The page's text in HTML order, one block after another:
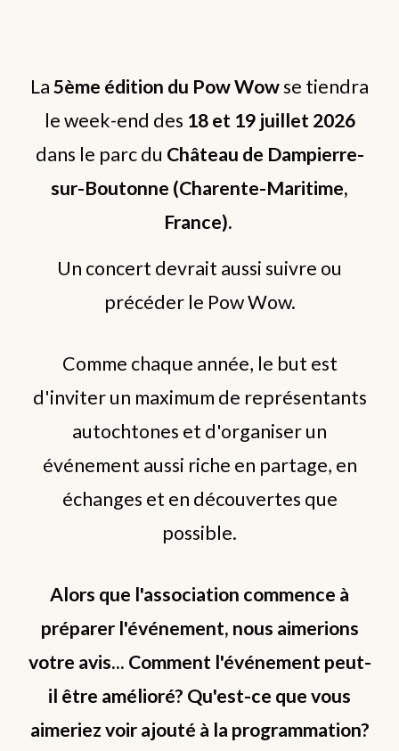
La5ème édition du Pow Wowse tiendra
le week-end des 18 et 19 juillet 2026
dans le parc du Château de Dampierre-
sur-Boutonne (Charente-Maritime,
France).
Un concert devrait aussi suivre ou
précéder le Pow Wow.
Comme chaque année, le but est
d'inviter un maximum de représentants
autochtones et d'organiser un
événement aussi riche en partage, en
échanges et en découvertes que
possible.
Alors que l'association commence à
préparer l'événement, nous aimerions
votre avis... Comment l'événement peut-
il être amélioré? Qu'est-ce que vous
aimeriez voir ajouté à la programmation?